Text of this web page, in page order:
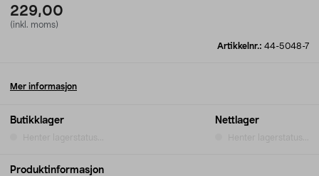
229,00
(inkl. moms)
Artikkelnr.: 44-5048-7
Butikklager
Henter lagerstatus...
Nettlager
Henter lagerstatus...
Mer informasjon
Produktinformasjon